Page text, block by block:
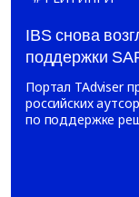
IBS снова
поддержки
Портал TAdviser
российских
по поддержке